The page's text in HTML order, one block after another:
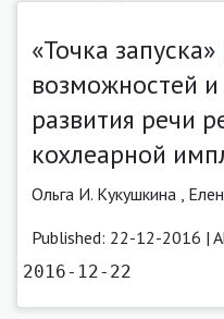
«Точка
возможностей
развития речи
кохлеарной
Ольга И. Кукушкина ,
Published: 22-12-2016 |
2016-12-22